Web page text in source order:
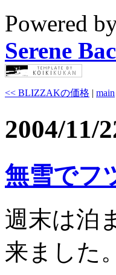
Powered
Serene
<< BLIZZAKの価格 | main
2004/11/
無雪でフ
週末は泊
来ました。